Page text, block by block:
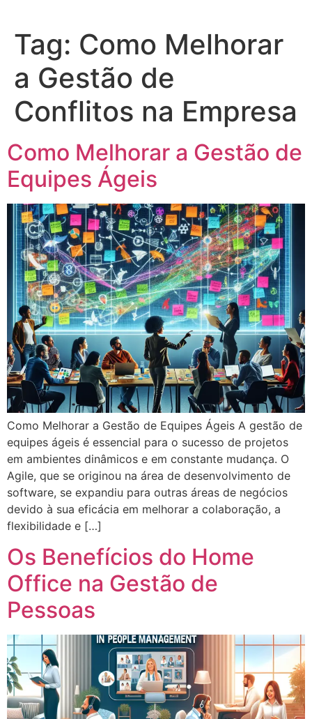
Tag: Como Melhorar
a Gestão de
Conflitos na Empresa
Como Melhorar a Gestão de
Equipes Ágeis
Como Melhorar a Gestão de Equipes Ágeis A gestão de
equipes ágeis é essencial para o sucesso de projetos
em ambientes dinâmicos e em constante mudança. O
Agile, que se originou na área de desenvolvimento de
software, se expandiu para outras áreas de negócios
devido à sua eficácia em melhorar a colaboração, a
flexibilidade e […]
Os Benefícios do Home
Office na Gestão de
Pessoas